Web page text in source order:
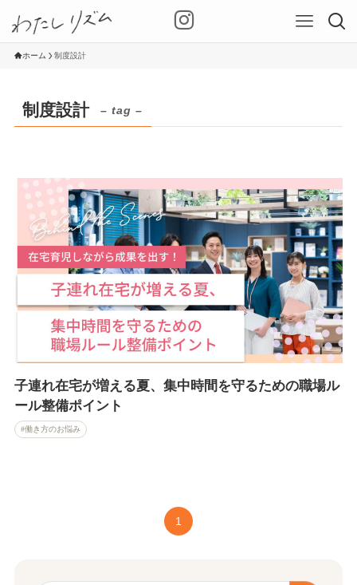
ホーム 制度設計
制度設計 – tag –
子連れ在宅が増える夏、集中時間を守るための職場ル
ール整備ポイント
働き方のお悩み
1